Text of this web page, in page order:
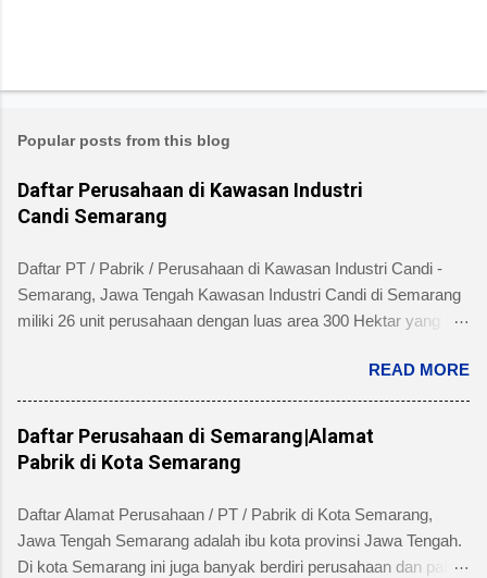
Popular posts from this blog
Daftar Perusahaan di Kawasan Industri
Candi Semarang
Daftar PT / Pabrik / Perusahaan di Kawasan Industri Candi -
Semarang, Jawa Tengah Kawasan Industri Candi di Semarang
miliki 26 unit perusahaan dengan luas area 300 Hektar yang
Kecamatan Ngaliyan dan memiliki fasilitas tanah yang siap
dibangun , jalan 20 s/d 30 meter, green belt, listrik , telepon , air,
security service dan memiliki kemudahan atau keuntungan
bebas banjir dan ideal untuk industri menengah dan besar untuk
alamat pengelola berada di Jl. Tambakaji II No. 7 Semarang
Perusahaan di Kawasan Industri Candi Semarang disertai
READ MORE
Daftar Perusahaan di Semarang|Alamat
Pabrik di Kota Semarang
Daftar Alamat Perusahaan / PT / Pabrik di Kota Semarang,
Jawa Tengah Semarang adalah ibu kota provinsi Jawa Tengah.
Di kota Semarang ini juga banyak berdiri perusahaan dan pabrik